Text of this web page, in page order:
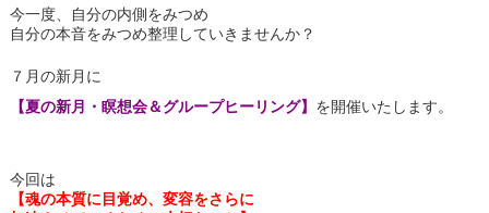
今一度、自分の内側をみつめ
自分の本音をみつめ整理していきませんか？
７月の新月に
【夏の新月・瞑想会＆グループヒーリング】 を開催いたします。
今回は
【魂の本質に目覚め、変容をさらに